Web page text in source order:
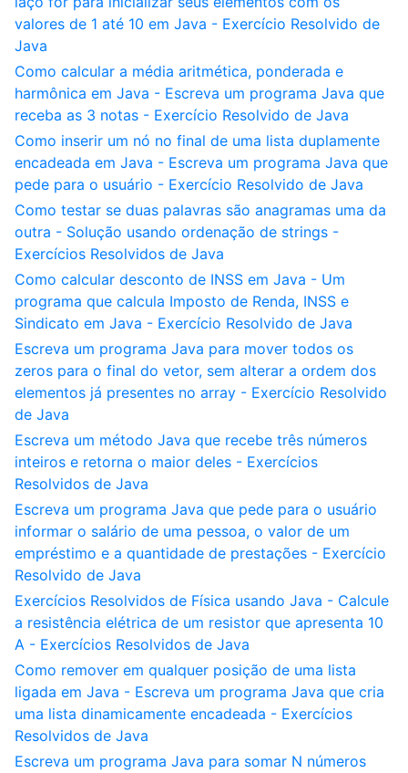
valores de 1 até 10 em Java - Exercício Resolvido de
Java
Como calcular a média aritmética, ponderada e
harmônica em Java - Escreva um programa Java que
receba as 3 notas - Exercício Resolvido de Java
Como inserir um nó no final de uma lista duplamente
encadeada em Java - Escreva um programa Java que
pede para o usuário - Exercício Resolvido de Java
Como testar se duas palavras são anagramas uma da
outra - Solução usando ordenação de strings -
Exercícios Resolvidos de Java
Como calcular desconto de INSS em Java - Um
programa que calcula Imposto de Renda, INSS e
Sindicato em Java - Exercício Resolvido de Java
Escreva um programa Java para mover todos os
zeros para o final do vetor, sem alterar a ordem dos
elementos já presentes no array - Exercício Resolvido
de Java
Escreva um método Java que recebe três números
inteiros e retorna o maior deles - Exercícios
Resolvidos de Java
Escreva um programa Java que pede para o usuário
informar o salário de uma pessoa, o valor de um
empréstimo e a quantidade de prestações - Exercício
Resolvido de Java
Exercícios Resolvidos de Física usando Java - Calcule
a resistência elétrica de um resistor que apresenta 10
A - Exercícios Resolvidos de Java
Como remover em qualquer posição de uma lista
ligada em Java - Escreva um programa Java que cria
uma lista dinamicamente encadeada - Exercícios
Resolvidos de Java
Escreva um programa Java para somar N números